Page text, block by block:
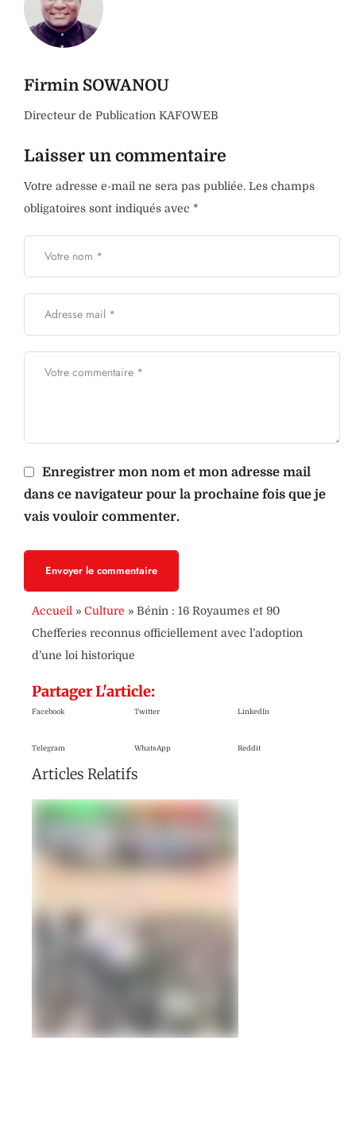
Firmin SOWANOU
Directeur de Publication KAFOWEB
Laisser un commentaire
Votre adresse e-mail ne sera pas publiée. Les champs
obligatoires sont indiqués avec *
Enregistrer mon nom et mon adresse mail
dans ce navigateur pour la prochaine fois que je
vais vouloir commenter.
Envoyer le commentaire
Accueil » Culture » Bénin : 16 Royaumes et 90
Chefferies reconnus officiellement avec l’adoption
d’une loi historique
Partager L'article:
Facebook Twitter LinkedIn
Telegram WhatsApp Reddit
Articles Relatifs